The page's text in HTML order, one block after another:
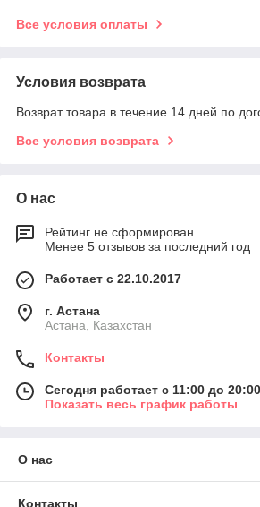
Все условия оплаты
Условия возврата
Возврат товара в течение 14 дней по
Все условия возврата
О нас
Рейтинг не сформирован
Менее 5 отзывов за последний год
Работает с 22.10.2017
г. Астана
Астана, Казахстан
Контакты
Сегодня работает с 11:00 до 20:00
Показать весь график работы
О нас
Контакты